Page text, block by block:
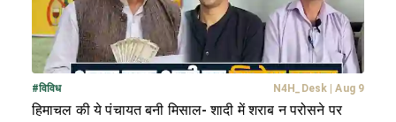
#विविध N4H_Desk Aug 9
हिमाचल की ये पंचायत बनी मिसाल- शादी में शराब न परोसने पर